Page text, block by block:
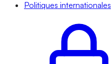
Politiques internationales